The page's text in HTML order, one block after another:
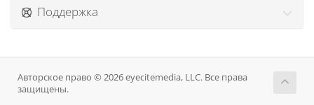
Поддержка
Авторское право © 2026 eyecitemedia, LLC. Все права
защищены.